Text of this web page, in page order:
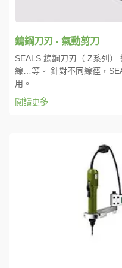
鵭鋼刀刃 - 氣動剪刀
SEALS 鎢鋼刀刃（ Z系列）
線…等。 針對不同線徑，
用。
閱讀更多